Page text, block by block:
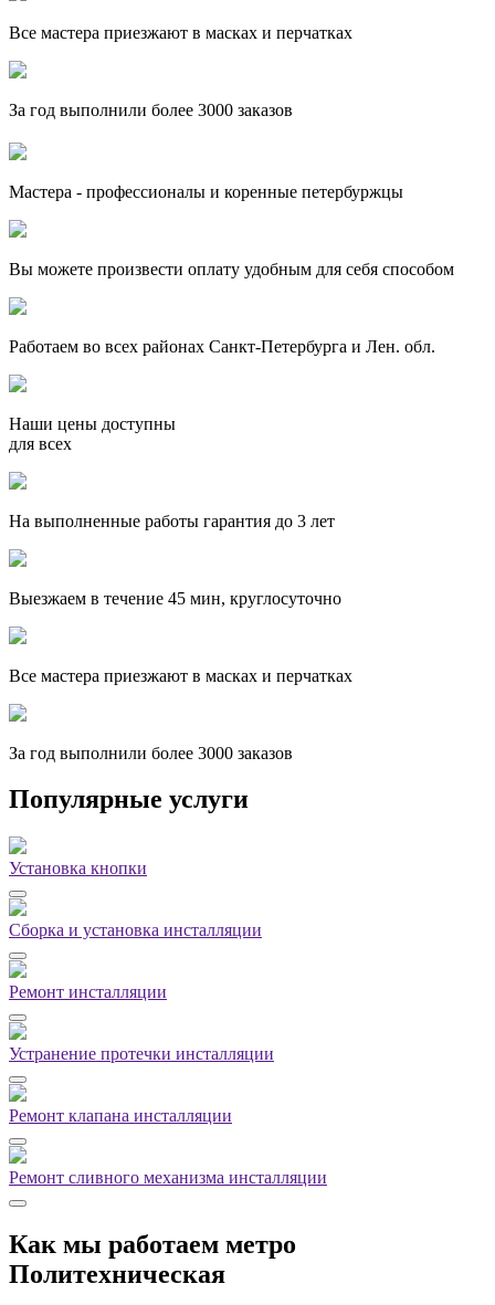
Все мастера приезжают в масках и перчатках
За год выполнили более 3000 заказов
Мастера - профессионалы и коренные петербуржцы
Вы можете произвести оплату удобным для себя способом
Работаем во всех районах Санкт-Петербурга и Лен. обл.
Наши цены доступны
для всех
На выполненные работы гарантия до 3 лет
Выезжаем в течение 45 мин, круглосуточно
Все мастера приезжают в масках и перчатках
За год выполнили более 3000 заказов
Популярные услуги
Установка кнопки
Сборка и установка инсталляции
Ремонт инсталляции
Устранение протечки инсталляции
Ремонт клапана инсталляции
Ремонт сливного механизма инсталляции
Как мы работаем метро
Политехническая